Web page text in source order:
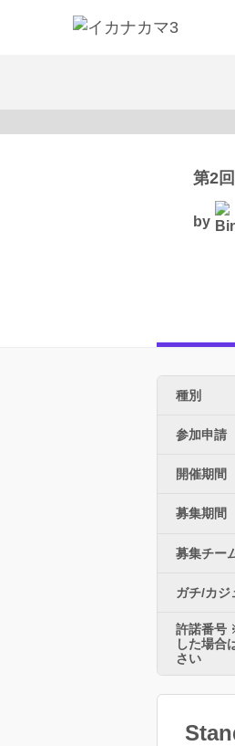
第2
by
種別
参加申請
開催期間
募集期間
募集チー
ガチ/カジ
許諾番号
した場合
さい